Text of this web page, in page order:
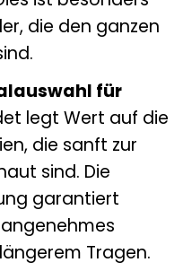
die den ganzen
für
legt Wert auf die
die sanft zur
sind. Die
garantiert
Tragen.